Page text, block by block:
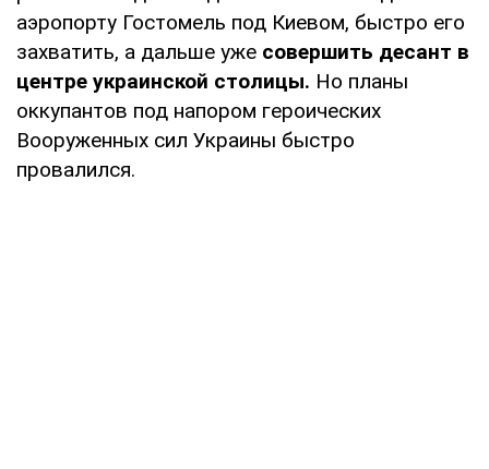
аэропорту Гостомель под Киевом, быстро его
захватить, а дальше уже совершить десант в
центре украинской столицы. Но планы
оккупантов под напором героических
Вооруженных сил Украины быстро
провалился.